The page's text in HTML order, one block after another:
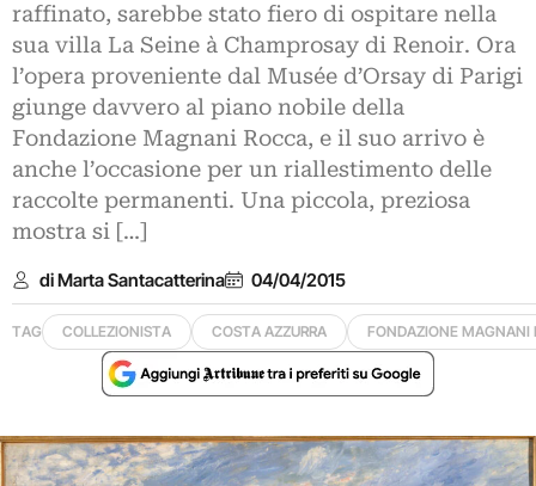
raffinato, sarebbe stato fiero di ospitare nella
sua villa La Seine à Champrosay di Renoir. Ora
l’opera proveniente dal Musée d’Orsay di Parigi
giunge davvero al piano nobile della
Fondazione Magnani Rocca, e il suo arrivo è
anche l’occasione per un riallestimento delle
raccolte permanenti. Una piccola, preziosa
mostra si […]
di Marta Santacatterina 04/04/2015
TAG COLLEZIONISTA COSTA AZZURRA FONDAZIONE MAGNANI